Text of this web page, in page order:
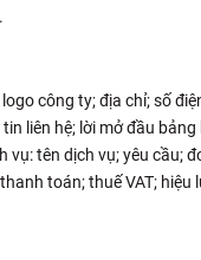
công ty; địa chỉ; số
liên hệ; lời mở đầu bảng
tên dịch vụ; yêu cầu;
toán; thuế VAT;